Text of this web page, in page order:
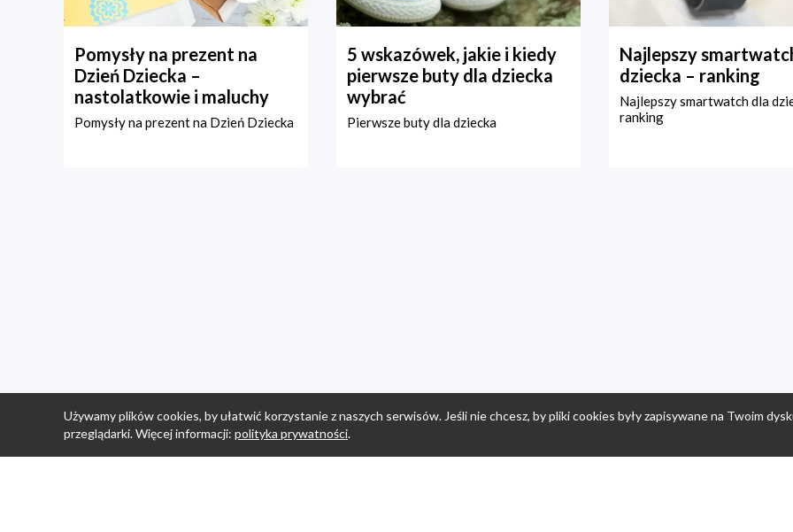
Pomysły na prezent na
Dzień Dziecka –
nastolatkowie i maluchy
Pomysły na prezent na Dzień Dziecka
5 wskazówek, jakie i kiedy
pierwsze buty dla dziecka
wybrać
Pierwsze buty dla dziecka
Najlepszy
dziecka – ranking
Najlepszy smartwatch dla
ranking
Używamy plików cookies, by ułatwić korzystanie z naszych serwisów. Jeśli nie chcesz, by pliki cookies były zapisywane na Twoim
przeglądarki. Więcej informacji: polityka prywatności.